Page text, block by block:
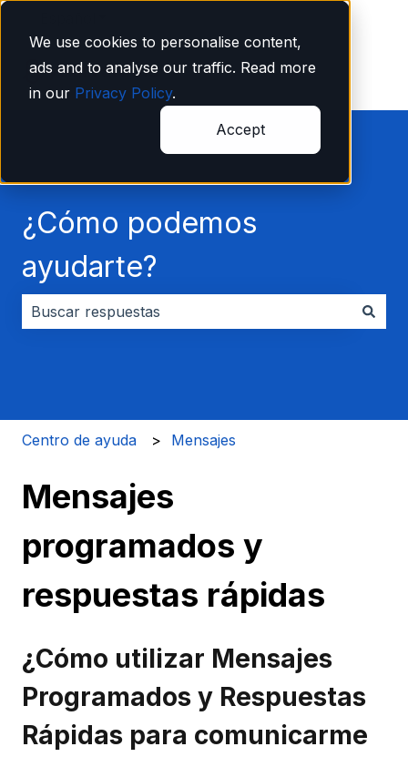
We use cookies to personalise content,
ads and to analyse our traffic. Read more
in our Privacy Policy.
Accept
¿Cómo podemos
ayudarte?
Centro de ayuda Mensajes
Mensajes
programados y
respuestas rápidas
¿Cómo utilizar Mensajes
Programados y Respuestas
Rápidas para comunicarme